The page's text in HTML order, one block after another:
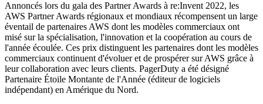
Annoncés lors du gala des Partner Awards à re:Invent 2022, les
AWS Partner Awards régionaux et mondiaux récompensent un large
éventail de partenaires AWS dont les modèles commerciaux ont
misé sur la spécialisation, l'innovation et la coopération au cours de
l'année écoulée. Ces prix distinguent les partenaires dont les modèles
commerciaux continuent d'évoluer et de prospérer sur AWS grâce à
leur collaboration avec leurs clients. PagerDuty a été désigné
Partenaire Étoile Montante de l'Année (éditeur de logiciels
indépendant) en Amérique du Nord.